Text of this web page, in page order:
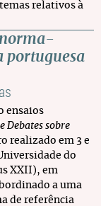
relativos à
portuguesa
ensaios
Debates sobre
realizado em 3 e
do
XXII), em
a uma
de referência